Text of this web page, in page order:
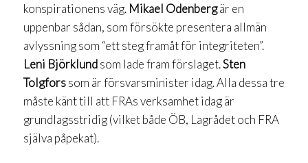
konspirationens väg. Mikael Odenbergär en
uppenbar sådan, som försökte presentera allmän
avlyssning som “ett steg framåt för integriteten”.
Leni Björklundsom lade fram förslaget.Sten
Tolgforssom är försvarsminister idag. Alla dessa tre
måste känt till att FRAs verksamhet idag är
grundlagsstridig (vilket både ÖB, Lagrådet och FRA
själva påpekat).